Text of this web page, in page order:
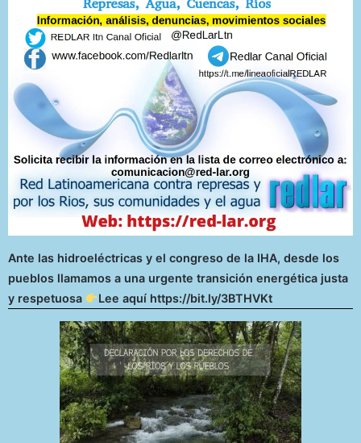
Ante las hidroeléctricas y el congreso de la IHA, desde los
pueblos llamamos a una urgente transición energética justa
y respetuosa
Lee aquí https://bit.ly/3BTHVKt